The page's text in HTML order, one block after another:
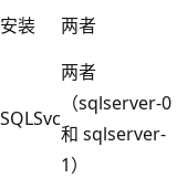
安装
两者
SQLSvc
两者
（sqlserver-0
和 sqlserver-
1）